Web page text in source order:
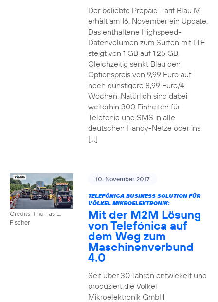
Der beliebte Prepaid-Tarif Blau M
erhält am 16. November ein Update.
Das enthaltene Highspeed-
Datenvolumen zum Surfen mit LTE
steigt von 1 GB auf 1,25 GB.
Gleichzeitig senkt Blau den
Optionspreis von 9,99 Euro auf
noch günstigere 8,99 Euro/4
Wochen. Natürlich sind dabei
weiterhin 300 Einheiten für
Telefonie und SMS in alle
deutschen Handy-Netze oder ins
[…]
Credits: Thomas L.
Fischer
10. November 2017
TELEFÓNICA BUSINESS SOLUTION FÜR
VÖLKEL MIKROELEKTRONIK:
Mit der M2M Lösung
von Telefónica auf
dem Weg zum
Maschinenverbund
4.0
Seit über 30 Jahren entwickelt und
produziert die Völkel
Mikroelektronik GmbH